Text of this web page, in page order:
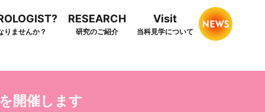
りませんか？
RESEARCH
研究のご紹介
Visit
当科見学について
開催します